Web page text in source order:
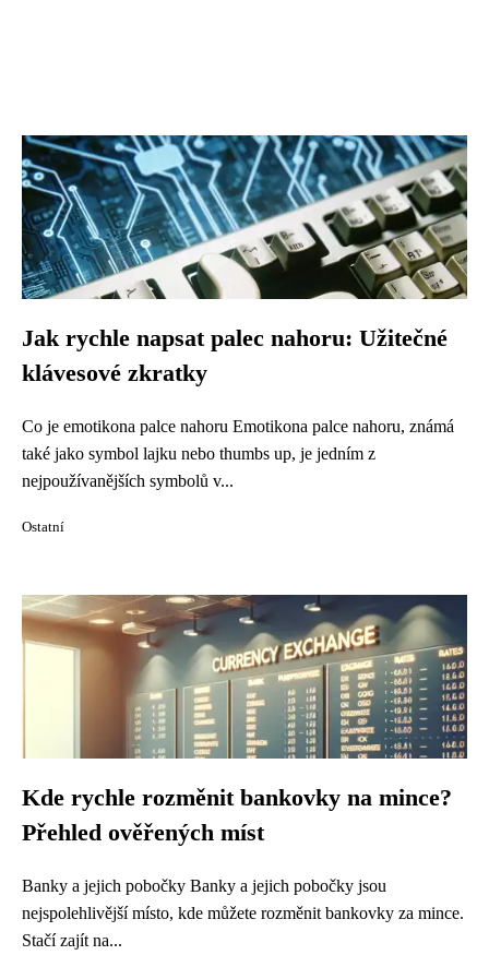
Jak rychle napsat palec nahoru: Užitečné
klávesové zkratky
Co je emotikona palce nahoru Emotikona palce nahoru, známá
také jako symbol lajku nebo thumbs up, je jedním z
nejpoužívanějších symbolů v...
Ostatní
Kde rychle rozměnit bankovky na mince?
Přehled ověřených míst
Banky a jejich pobočky Banky a jejich pobočky jsou
nejspolehlivější místo, kde můžete rozměnit bankovky za mince.
Stačí zajít na...